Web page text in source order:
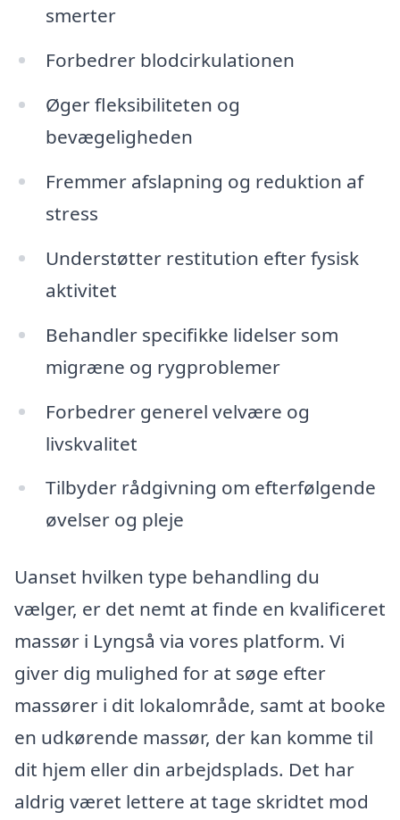
smerter
Forbedrer blodcirkulationen
Øger fleksibiliteten og
bevægeligheden
Fremmer afslapning og reduktion af
stress
Understøtter restitution efter fysisk
aktivitet
Behandler specifikke lidelser som
migræne og rygproblemer
Forbedrer generel velvære og
livskvalitet
Tilbyder rådgivning om efterfølgende
øvelser og pleje
Uanset hvilken type behandling du
vælger, er det nemt at finde en kvalificeret
massør i Lyngså via vores platform. Vi
giver dig mulighed for at søge efter
massører i dit lokalområde, samt at booke
en udkørende massør, der kan komme til
dit hjem eller din arbejdsplads. Det har
aldrig været lettere at tage skridtet mod